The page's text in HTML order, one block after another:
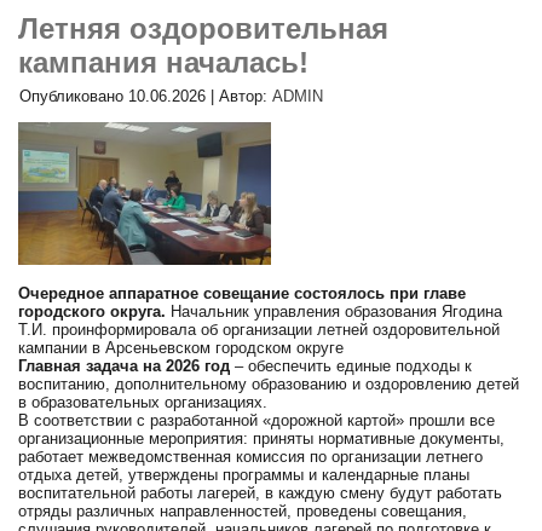
Летняя оздоровительная
кампания началась!
Опубликовано 10.06.2026 |Автор: ADMIN
Очередное аппаратное совещание состоялось при главе
городского округа. Начальник управления образования Ягодина
Т.И. проинформировала об организации летней оздоровительной
кампании в Арсеньевском городском округе
Главная задача на 2026 год – обеспечить единые подходы к
воспитанию, дополнительному образованию и оздоровлению детей
в образовательных организациях.
В соответствии с разработанной «дорожной картой» прошли все
организационные мероприятия: приняты нормативные документы,
работает межведомственная комиссия по организации летнего
отдыха детей, утверждены программы и календарные планы
воспитательной работы лагерей, в каждую смену будут работать
отряды различных направленностей, проведены совещания,